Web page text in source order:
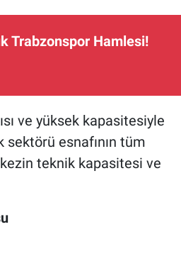
Trabzonspor Hamlesi!
ve yüksek kapasitesiyle
sektörü esnafının tüm
teknik kapasitesi ve